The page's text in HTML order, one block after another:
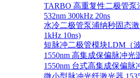
TARBO 高重复性二极管泵
532nm 300kHz 20ns
水冷二极管泵浦纳秒固态激
1kHz 10ns)
短脉冲二极管模块LDM（波
1550nm 高集成保偏脉冲光
1550nm 台式高集成保偏脉
微小型脉冲光纤激光器